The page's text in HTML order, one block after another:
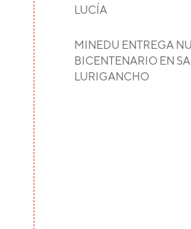
LUCÍA
MINEDU ENTREGA
BICENTENARIO EN
LURIGANCHO